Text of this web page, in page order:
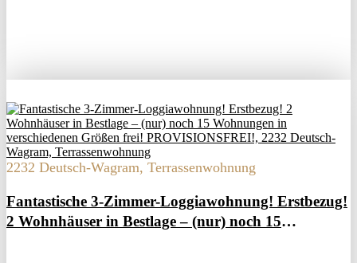
2232 Deutsch-Wagram, Terrassenwohnung
Fantastische 3-Zimmer-Loggiawohnung! Erstbezug!
2 Wohnhäuser in Bestlage – (nur) noch 15